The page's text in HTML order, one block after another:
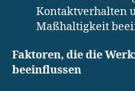
Kontaktverhalten
Maßhaltigkeit
Faktoren, die die
beeinflussen